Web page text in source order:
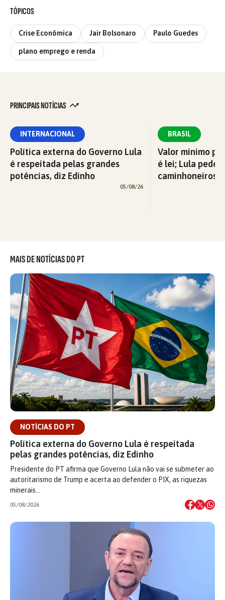
TÓPICOS
Crise Econômica Jair Bolsonaro Paulo Guedes
plano emprego e renda
PRINCIPAIS NOTÍCIAS
INTERNACIONAL
Política externa do Governo Lula
é respeitada pelas grandes
potências, diz Edinho
05/08/26
BRASIL
Valor mínimo
é lei; Lula pede
caminhoneiros
MAIS DE NOTÍCIAS DO PT
NOTÍCIAS DO PT
Política externa do Governo Lula é respeitada
pelas grandes potências, diz Edinho
Presidente do PT afirma que Governo Lula não vai se submeter ao
autoritarismo de Trump e acerta ao defender o PIX, as riquezas
minerais…
05/08/2026